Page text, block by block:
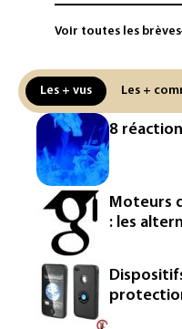
Le magazine VSD
l'entrepreneur
La production
attendue au plus
"Retour en
chaleur dans les
France
L'Arabie
Turquie ont
Le Sri Lanka
nouveaux sites
autorisés
Voir toutes les brèves
Les + vus Les +
8
Moteurs
: les